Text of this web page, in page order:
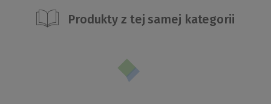
Produkty z tej samej kategorii